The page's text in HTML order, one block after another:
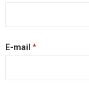
E-mail *